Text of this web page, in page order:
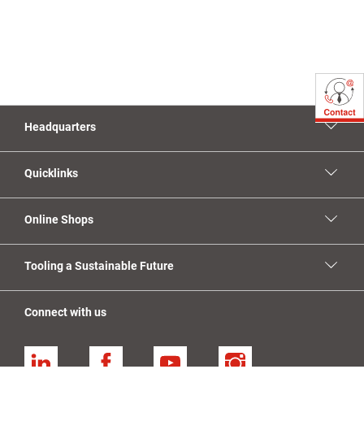
Headquarters
Quicklinks
Online Shops
Tooling a Sustainable Future
Connect with us